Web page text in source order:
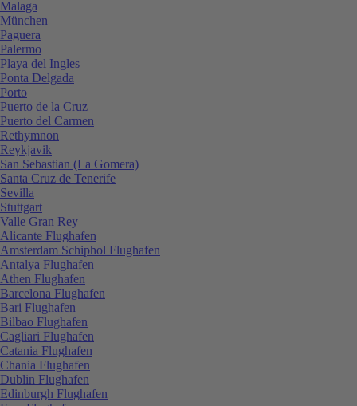
Malaga
München
Paguera
Palermo
Playa del Ingles
Ponta Delgada
Porto
Puerto de la Cruz
Puerto del Carmen
Rethymnon
Reykjavik
San Sebastian (La Gomera)
Santa Cruz de Tenerife
Sevilla
Stuttgart
Valle Gran Rey
Alicante Flughafen
Amsterdam Schiphol Flughafen
Antalya Flughafen
Athen Flughafen
Barcelona Flughafen
Bari Flughafen
Bilbao Flughafen
Cagliari Flughafen
Catania Flughafen
Chania Flughafen
Dublin Flughafen
Edinburgh Flughafen